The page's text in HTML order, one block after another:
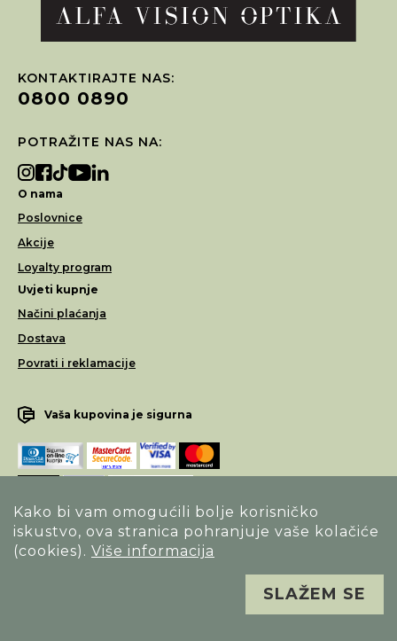
Kako bi vam omogućili bolje korisničko
iskustvo, ova stranica pohranjuje vaše kolačiće
(cookies). Više informacija
SLAŽEM SE
KONTAKTIRAJTE NAS:
0800 0890
POTRAŽITE NAS NA:
O nama
Poslovnice
Akcije
Loyalty program
Uvjeti kupnje
Načini plaćanja
Dostava
Povrati i reklamacije
Vaša kupovina je sigurna
Opći uvjeti poslovanja
Sva prava pridržana. Alfa Vision optika ©